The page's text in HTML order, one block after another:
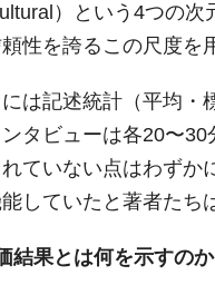
）という4つの
性を誇るこの尺度を
は記述統計（平均・
タビューは各20〜
れていない点はわず
していたと著者たち
結果とは何を示すのか